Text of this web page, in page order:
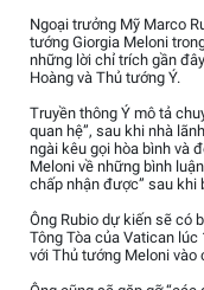
Ngoại trưởng Mỹ Marco
tướng Giorgia Meloni
những lời chỉ trích gần
Hoàng và Thủ tướng Ý.
Truyền thông Ý mô tả
quan hệ”, sau khi nhà
ngài kêu gọi hòa bình và
Meloni về những bình
chấp nhận được” sau khi
Ông Rubio dự kiến sẽ có
Tông Tòa của Vatican
với Thủ tướng Meloni vào